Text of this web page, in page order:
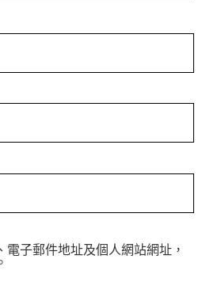
電子郵件地址及個人網站網址，